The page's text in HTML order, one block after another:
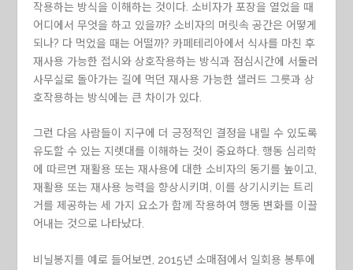
작용하는 방식을 이해하는 것이다. 소비자가 포장을 열었을 때
어디에서 무엇을 하고 있을까? 소비자의 머릿속 공간은 어떻게
되나? 다 먹었을 때는 어떨까? 카페테리아에서 식사를 마친 후
재사용 가능한 접시와 상호작용하는 방식과 점심시간에 서둘러
사무실로 돌아가는 길에 먹던 재사용 가능한 샐러드 그릇과 상
호작용하는 방식에는 큰 차이가 있다.
그런 다음 사람들이 지구에 더 긍정적인 결정을 내릴 수 있도록
유도할 수 있는 지렛대를 이해하는 것이 중요하다. 행동 심리학
에 따르면 재활용 또는 재사용에 대한 소비자의 동기를 높이고,
재활용 또는 재사용 능력을 향상시키며, 이를 상기시키는 트리
거를 제공하는 세 가지 요소가 함께 작용하여 행동 변화를 이끌
어내는 것으로 나타났다.
비닐봉지를 예로 들어보면, 2015년 소매점에서 일회용 봉투에